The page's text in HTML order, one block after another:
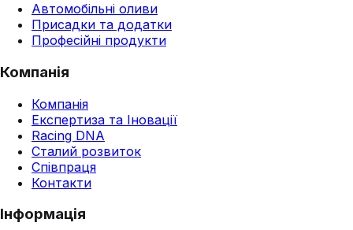
Автомобільні оливи
Присадки та додатки
Професійні продукти
Компанія
Компанія
Експертиза та Іновації
Racing DNA
Сталий розвиток
Співпраця
Контакти
Інформація